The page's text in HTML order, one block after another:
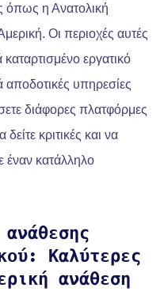
όπως η Ανατολική
Οι περιοχές αυτές
καταρτισμένο εργατικό
αποδοτικές υπηρεσίες
διάφορες πλατφόρμες
κριτικές και να
έναν κατάλληλο
Καλύτερες
ανάθεση